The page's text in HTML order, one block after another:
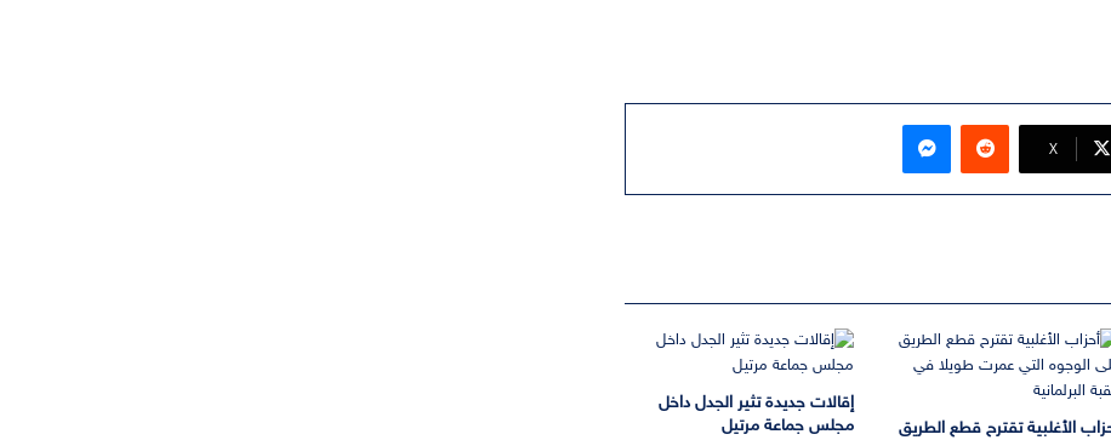
‫X
ماسنجر
الأغلبية تقترح قطع الطريق
إقالات جديدة تثير الجدل داخل
مجلس جماعة مرتيل